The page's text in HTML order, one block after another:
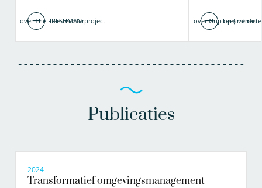
Lees verder Lees verder
over The FRESHMAN-project over Grip op
Publicaties
2024
Transformatief omgevingsmanagement